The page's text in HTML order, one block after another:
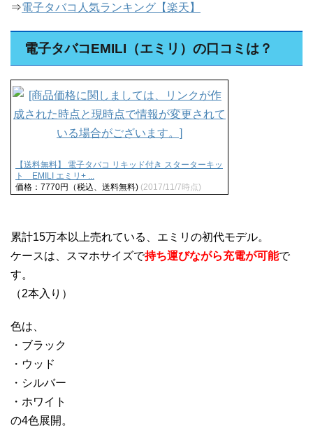
⇒電子タバコ人気ランキング【楽天】
電子タバコEMILI（エミリ）の口コミは？
【送料無料】 電子タバコ リキッド付き スターターキッ
ト EMILI エミリ+ ...
価格：7770円（税込、送料無料) (2017/11/7時点)
累計15万本以上売れている、エミリの初代モデル。
ケースは、スマホサイズで持ち運びながら充電が可能で
す。
（2本入り）
色は、
・ブラック
・ウッド
・シルバー
・ホワイト
の4色展開。